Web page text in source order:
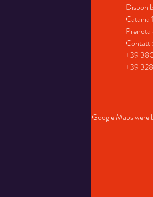
Contatti:
+39
+39
Google Maps